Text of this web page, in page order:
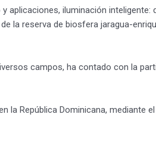
iluminación inteligente:
la reserva de biosfera jaragua-
campos, ha contado con la
República Dominicana, mediante